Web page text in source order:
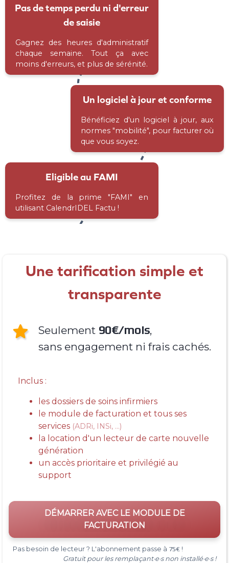
Pas de temps perdu ni d'erreur
de saisie
Gagnez des heures d'administratif
chaque semaine. Tout ça avec
moins d'erreurs, et plus de sérénité.
Un logiciel à jour et conforme
Bénéficiez d'un logiciel à jour, aux
normes "mobilité", pour facturer où
que vous soyez.
Eligible au FAMI
Profitez de la prime "FAMI" en
utilisant CalendrIDEL Factu !
Une tarification simple et
transparente
 Seulement 90€/mois,
sans engagement ni frais cachés.
Inclus :
les dossiers de soins infirmiers
le module de facturation et tous ses
services (ADRi, INSi, ...)
la location d'un lecteur de carte nouvelle
génération
un accès prioritaire et privilégié au
support
DÉMARRER AVEC LE MODULE DE
FACTURATION
Pas besoin de lecteur ? L'abonnement passe à 75€ !
Gratuit pour les remplaçant·e·s non installé·e·s !